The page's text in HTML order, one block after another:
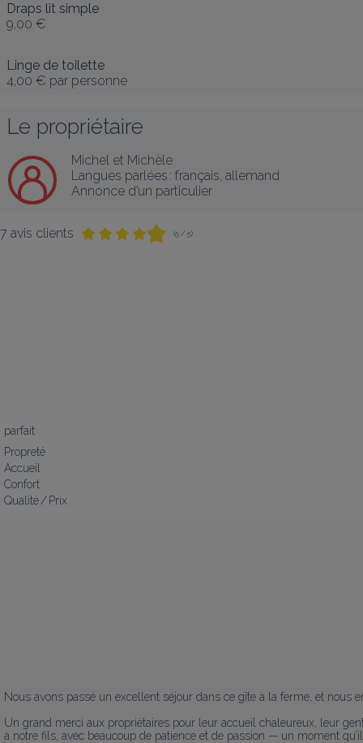
Draps lit simple
9,00 €
Linge de toilette
4,00 € par personne
Le propriétaire
Michel et Michèle
Langues parlées : français, allemand
Annonce d’un particulier
7 avis clients (5 / 5)
parfait
Propreté
Accueil
Confort
Qualité / Prix
Nous avons passé un excellent séjour dans ce gîte à la ferme, et nous
Un grand merci aux propriétaires pour leur accueil chaleureux, leur
à notre fils, avec beaucoup de patience et de passion — un moment qu’il